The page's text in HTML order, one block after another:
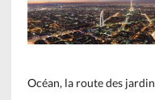
Océan, la route des